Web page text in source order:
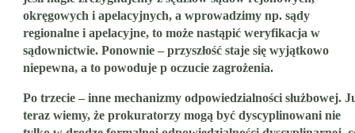
okręgowych i apelacyjnych, a wprowadzimy np. sądy
regionalne i apelacyjne, to może nastąpić weryfikacja w
sądownictwie. Ponownie – przyszłość staje się wyjątkowo
niepewna, a to powoduje p oczucie zagrożenia.
Po trzecie – inne mechanizmy odpowiedzialności służbowej.
teraz wiemy, że prokuratorzy mogą być dyscyplinowani nie